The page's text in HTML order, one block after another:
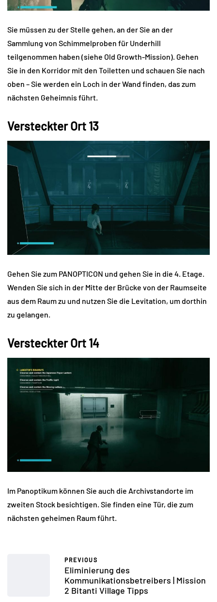
Sie müssen zu der Stelle gehen, an der Sie an der
Sammlung von Schimmelproben für Underhill
teilgenommen haben (siehe Old Growth-Mission). Gehen
Sie in den Korridor mit den Toiletten und schauen Sie nach
oben – Sie werden ein Loch in der Wand finden, das zum
nächsten Geheimnis führt.
Versteckter Ort 13
Gehen Sie zum PANOPTICON und gehen Sie in die 4. Etage.
Wenden Sie sich in der Mitte der Brücke von der Raumseite
aus dem Raum zu und nutzen Sie die Levitation, um dorthin
zu gelangen.
Versteckter Ort 14
Im Panoptikum können Sie auch die Archivstandorte im
zweiten Stock besichtigen. Sie finden eine Tür, die zum
nächsten geheimen Raum führt.
PREVIOUS
Eliminierung des
Kommunikationsbetreibers | Mission
2 Bitanti Village Tipps